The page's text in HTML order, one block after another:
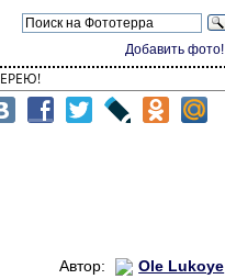
Добавить фото!
Автор:
Ole Lukoye